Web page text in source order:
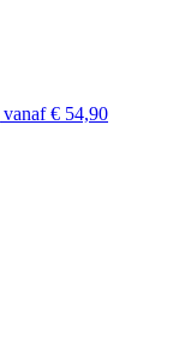
vanaf € 54,90